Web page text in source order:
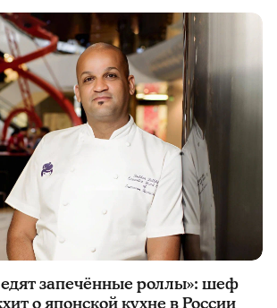
едят запечённые роллы»: шеф